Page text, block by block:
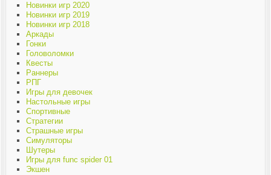
Новинки игр 2020
Новинки игр 2019
Новинки игр 2018
Аркады
Гонки
Головоломки
Квесты
Раннеры
РПГ
Игры для девочек
Настольные игры
Спортивные
Стратегии
Страшные игры
Симуляторы
Шутеры
Игры для func spider 01
Экшен